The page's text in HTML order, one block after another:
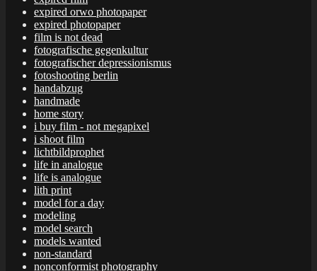
expired orwo photopaper
expired photopaper
film is not dead
fotografische gegenkultur
fotografischer depressionismus
fotoshooting berlin
handabzug
handmade
home story
i buy film - not megapixel
i shoot film
lichtbildprophet
life in analogue
life is analogue
lith print
model for a day
modeling
model search
models wanted
non-standard
nonconformist photography